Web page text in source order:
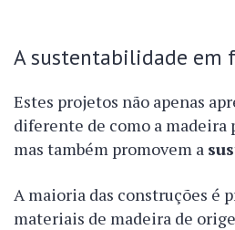
A sustentabilidade em
Estes projetos não apenas
diferente de como a madeira
mas também promovem a
A maioria das construções é
materiais de madeira de